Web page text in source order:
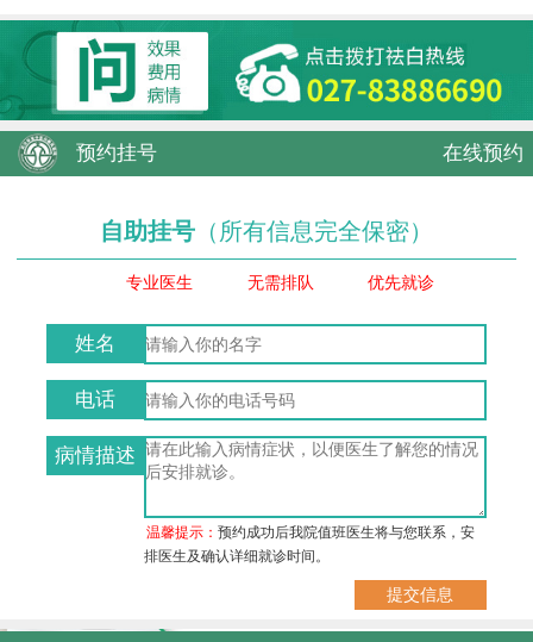
预约挂号 在线预约
自助挂号 （所有信息完全保密）
专业医生 无需排队 优先就诊
姓名
电话
病情描述
温馨提示：预约成功后我院值班医生将与您联系，安
排医生及确认详细就诊时间。